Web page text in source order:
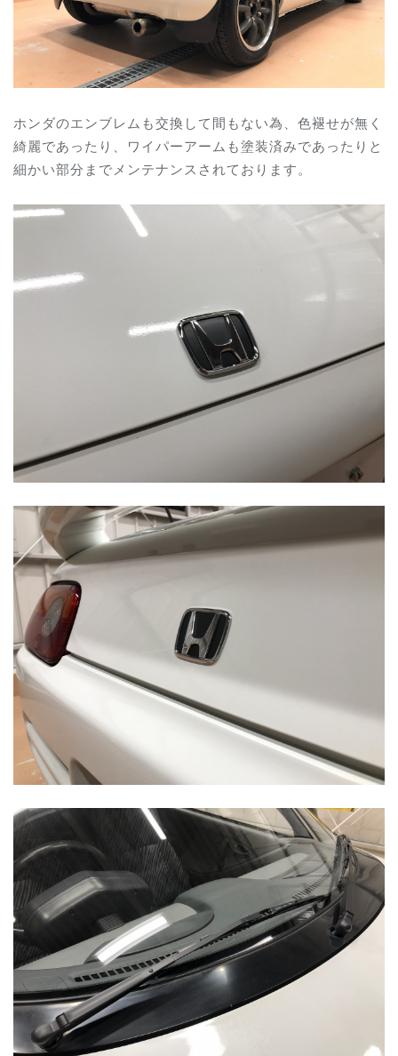
ホンダのエンブレムも交換して間もない為、色褪せが無く
綺麗であったり、ワイパーアームも塗装済みであったりと
細かい部分までメンテナンスされております。